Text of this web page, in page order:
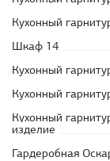
Кухонный
Шкаф 14
Кухонный
Кухонный
Кухонный
изделие
Гардеробная